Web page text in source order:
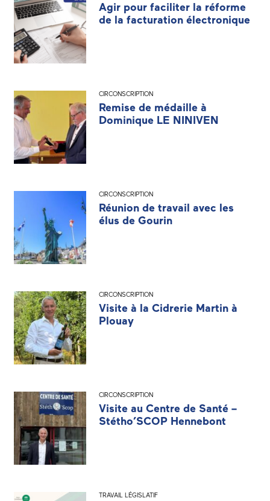
Agir pour faciliter la réforme
de la facturation électronique
CIRCONSCRIPTION
Remise de médaille à
Dominique LE NINIVEN
CIRCONSCRIPTION
Réunion de travail avec les
élus de Gourin
CIRCONSCRIPTION
Visite à la Cidrerie Martin à
Plouay
CIRCONSCRIPTION
Visite au Centre de Santé –
Stétho’SCOP Hennebont
TRAVAIL LÉGISLATIF